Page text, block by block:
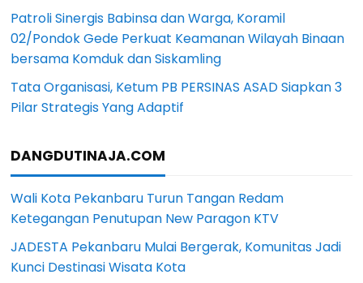
Patroli Sinergis Babinsa dan Warga, Koramil
02/Pondok Gede Perkuat Keamanan Wilayah Binaan
bersama Komduk dan Siskamling
Tata Organisasi, Ketum PB PERSINAS ASAD Siapkan 3
Pilar Strategis Yang Adaptif
DANGDUTINAJA.COM
Wali Kota Pekanbaru Turun Tangan Redam
Ketegangan Penutupan New Paragon KTV
JADESTA Pekanbaru Mulai Bergerak, Komunitas Jadi
Kunci Destinasi Wisata Kota